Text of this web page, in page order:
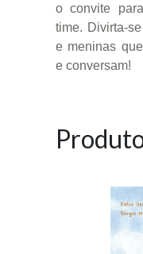
o convite
time. Divirta-
e meninas
e conversam!